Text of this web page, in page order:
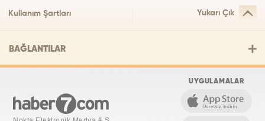
Kullanım Şartları Yukarı Çık
BAĞLANTILAR
UYGULAMALAR